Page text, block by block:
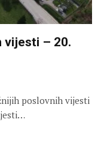
vijesti – 20.
poslovnih vijesti